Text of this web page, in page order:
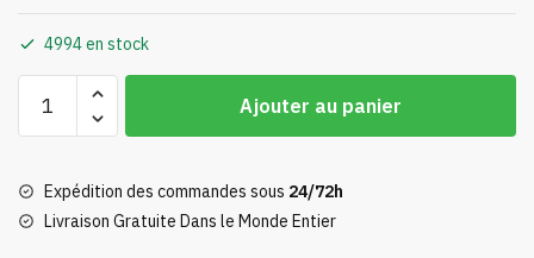
4994 en stock
Ajouter au panier
Expédition des commandes sous 24/72h
Livraison Gratuite Dans le Monde Entier